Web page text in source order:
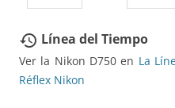
restore Línea del Tiempo
Ver la Nikon D750 en La
Réflex Nikon